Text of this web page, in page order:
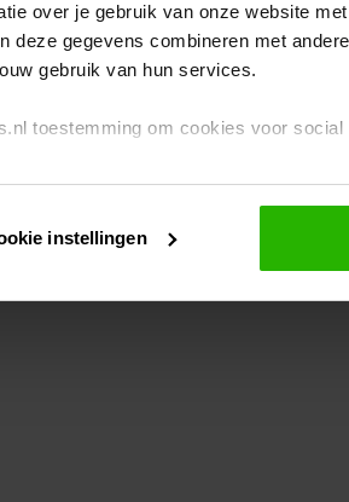
over je gebruik van onze website
deze gegevens combineren met
gebruik van hun services.
toestemming om cookies voor
cookies worden geplaatst. Je kunt je
instellingen
loadingwww.voordeeluitjes.nl (see the